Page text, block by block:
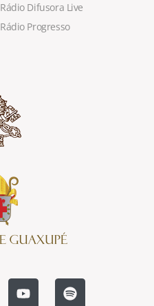
Rádio Difusora Live
Rádio Progresso